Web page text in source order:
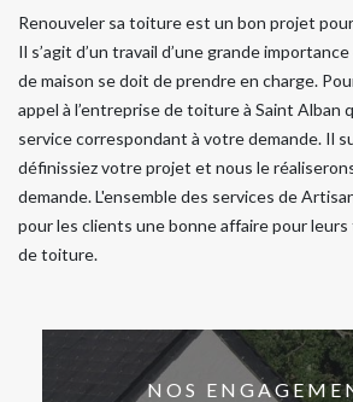
Renouveler sa toiture est un bon projet pour
Il s’agit d’un travail d’une grande
de maison se doit de prendre en charge.
appel à l’entreprise de toiture à Saint Alban
service correspondant à votre demande. Il
définissiez votre projet et nous le
demande. L'ensemble des services de
pour les clients une bonne affaire pour
de toiture.
NOS